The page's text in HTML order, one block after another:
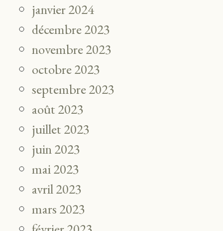
janvier 2024
décembre 2023
novembre 2023
octobre 2023
septembre 2023
août 2023
juillet 2023
juin 2023
mai 2023
avril 2023
mars 2023